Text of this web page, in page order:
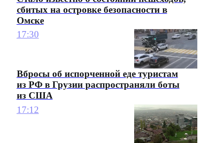
сбитых на островке безопасности в
Омске
17:30
Вбросы об испорченной еде туристам
из РФ в Грузии распространяли боты
из США
17:12